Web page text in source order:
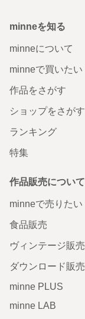
minneを知る
minneについて
minneで買いたい
作品をさがす
ショップをさがす
ランキング
特集
作品販売について
minneで売りたい
食品販売
ヴィンテージ販売
ダウンロード販売
minne PLUS
minne LAB